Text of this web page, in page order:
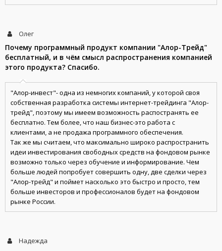
Олег
Почему программный продукт компании "Алор-Трейд"
бесплатный, и в чём смысл распространения компанией
этого продукта? Спасибо.
"Алор-инвест"- одна из немногих компаний, у которой своя
собственная разработка системы интернет-трейдинга "Алор-
трейд", поэтому мы имеем возможность распостранять ее
бесплатно. Тем более, что наш бизнес-это работа с
клиентами, а не продажа программного обеспечения.
Так же мы считаем, что максимально широко распространить
идеи инвестирования свободных средств на фондовом рынке
возможно только через обучение и информирование. Чем
больше людей попробует совершить одну, две сделки через
"Алор-трейд" и поймет насколько это быстро и просто, тем
больше инвесторов и профессионалов будет на фондовом
рынке России.
Надежда